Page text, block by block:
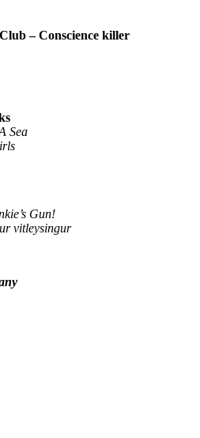
– Conscience killer
Sea
Gun!
vitleysingur